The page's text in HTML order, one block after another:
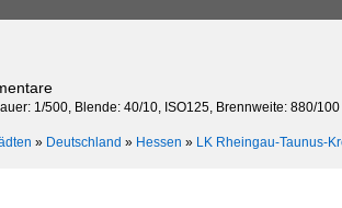
1/500, Blende: 40/10, ISO125, Brennweite: 880/100
» Deutschland » Hessen » LK Rheingau-Taunus-